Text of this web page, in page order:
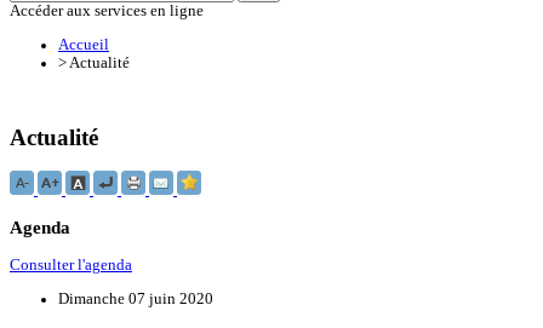
Accéder aux services en ligne
Accueil
> Actualité
Actualité
Agenda
Consulter l'agenda
Dimanche 07 juin 2020